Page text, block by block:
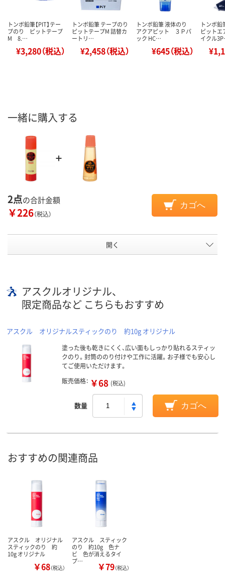
トンボ鉛筆【PIT】テー
プのり ピットテープ
M 8.…
¥3,280（税込）
トンボ鉛筆 テープのり
ピットテープM 詰替カ
ートリ…
¥2,458（税込）
トンボ鉛筆 液体のり
アクアピット ３Ｐパ
ック HC…
¥645（税込）
トンボ鉛
ピットエ
イクル
一緒に購入する
2点の合計金額
￥226（税込）
カゴへ
開く
アスクルオリジナル、
限定商品など こちらもおすすめ
アスクル オリジナルスティックのり 約10g オリジナル
塗った後も乾きにくく、広い面もしっかり貼れるスティッ
クのり。封筒ののり付けや工作に活躍。お子様でも安心し
てご使用いただけます。
販売価格： ￥68 (税込)
数量 カゴへ
おすすめの関連商品
アスクル オリジナル
スティックのり 約
10g オリジナル
￥68（税込）
アスクル スティック
のり 約10g 色ナ
ビ 色が消えるタイ
プ…
￥79（税込）